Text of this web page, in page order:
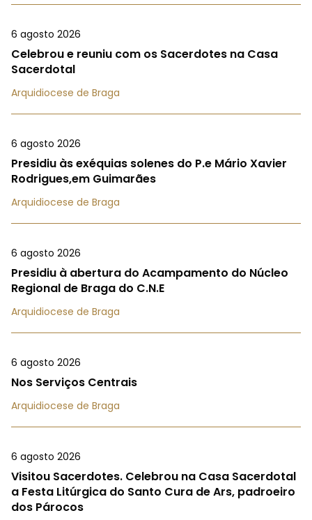
6 agosto 2026
Celebrou e reuniu com os Sacerdotes na Casa
Sacerdotal
Arquidiocese de Braga
6 agosto 2026
Presidiu às exéquias solenes do P.e Mário Xavier
Rodrigues,em Guimarães
Arquidiocese de Braga
6 agosto 2026
Presidiu à abertura do Acampamento do Núcleo
Regional de Braga do C.N.E
Arquidiocese de Braga
6 agosto 2026
Nos Serviços Centrais
Arquidiocese de Braga
6 agosto 2026
Visitou Sacerdotes. Celebrou na Casa Sacerdotal
a Festa Litúrgica do Santo Cura de Ars, padroeiro
dos Párocos